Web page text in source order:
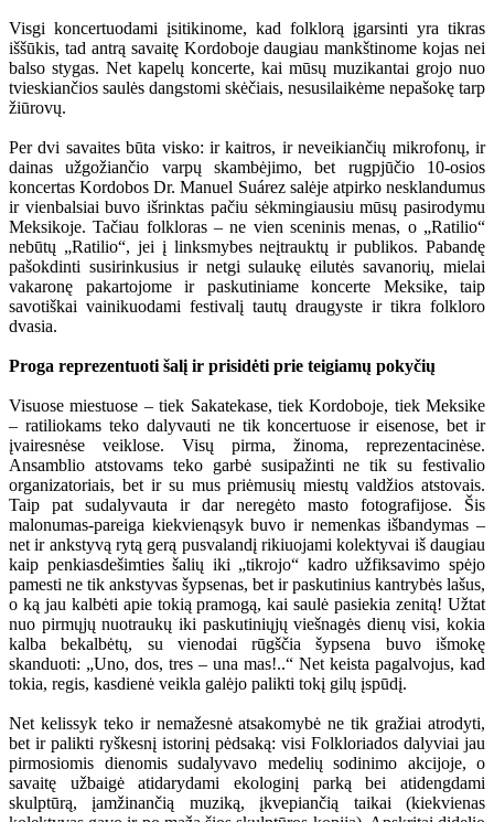
Visgi koncertuodami įsitikinome, kad folklorą įgarsinti yra tikras
iššūkis, tad antrą savaitę Kordoboje daugiau mankštinome kojas nei
balso stygas. Net kapelų koncerte, kai mūsų muzikantai grojo nuo
tvieskiančios saulės dangstomi skėčiais, nesusilaikėme nepašokę tarp
žiūrovų.
Per dvi savaites būta visko: ir kaitros, ir neveikiančių mikrofonų, ir
dainas užgožiančio varpų skambėjimo, bet rugpjūčio 10-osios
koncertas Kordobos Dr. Manuel Suárez salėje atpirko nesklandumus
ir vienbalsiai buvo išrinktas pačiu sėkmingiausiu mūsų pasirodymu
Meksikoje. Tačiau folkloras – ne vien sceninis menas, o „Ratilio“
nebūtų „Ratilio“, jei į linksmybes neįtrauktų ir publikos. Pabandę
pašokdinti susirinkusius ir netgi sulaukę eilutės savanorių, mielai
vakaronę pakartojome ir paskutiniame koncerte Meksike, taip
savotiškai vainikuodami festivalį tautų draugyste ir tikra folkloro
dvasia.
Proga reprezentuoti šalį ir prisidėti prie teigiamų pokyčių
Visuose miestuose – tiek Sakatekase, tiek Kordoboje, tiek Meksike
– ratiliokams teko dalyvauti ne tik koncertuose ir eisenose, bet ir
įvairesnėse veiklose. Visų pirma, žinoma, reprezentacinėse.
Ansamblio atstovams teko garbė susipažinti ne tik su festivalio
organizatoriais, bet ir su mus priėmusių miestų valdžios atstovais.
Taip pat sudalyvauta ir dar neregėto masto fotografijose. Šis
malonumas-pareiga kiekvienąsyk buvo ir nemenkas išbandymas –
net ir ankstyvą rytą gerą pusvalandį rikiuojami kolektyvai iš daugiau
kaip penkiasdešimties šalių iki „tikrojo“ kadro užfiksavimo spėjo
pamesti ne tik ankstyvas šypsenas, bet ir paskutinius kantrybės lašus,
o ką jau kalbėti apie tokią pramogą, kai saulė pasiekia zenitą! Užtat
nuo pirmųjų nuotraukų iki paskutiniųjų viešnagės dienų visi, kokia
kalba bekalbėtų, su vienodai rūgščia šypsena buvo išmokę
skanduoti: „Uno, dos, tres – una mas!..“ Net keista pagalvojus, kad
tokia, regis, kasdienė veikla galėjo palikti tokį gilų įspūdį.
Net kelissyk teko ir nemažesnė atsakomybė ne tik gražiai atrodyti,
bet ir palikti ryškesnį istorinį pėdsaką: visi Folkloriados dalyviai jau
pirmosiomis dienomis sudalyvavo medelių sodinimo akcijoje, o
savaitę užbaigė atidarydami ekologinį parką bei atidengdami
skulptūrą, įamžinančią muziką, įkvepiančią taikai (kiekvienas